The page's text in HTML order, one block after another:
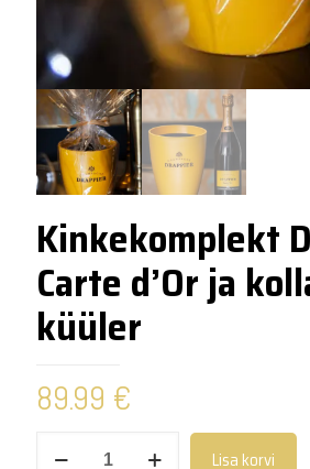
Kinkekomplekt
Carte d’Or ja
küüler
89.99 €
Drappier
Lisa korvi